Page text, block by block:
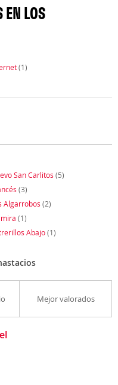
EN LOS
(1)
San Carlitos (5)
(3)
Algarrobos (2)
(1)
Abajo(1)
Mejor valorados